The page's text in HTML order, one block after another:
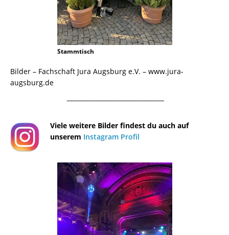
Stammtisch
Bilder – Fachschaft Jura Augsburg e.V. – www.jura-
augsburg.de
¯¯¯¯¯¯¯¯¯¯¯¯¯¯¯¯¯¯¯¯¯¯¯¯¯¯¯¯¯¯¯¯¯¯¯¯¯¯
Viele weitere Bilder findest du auch auf
unserem Instagram Profil